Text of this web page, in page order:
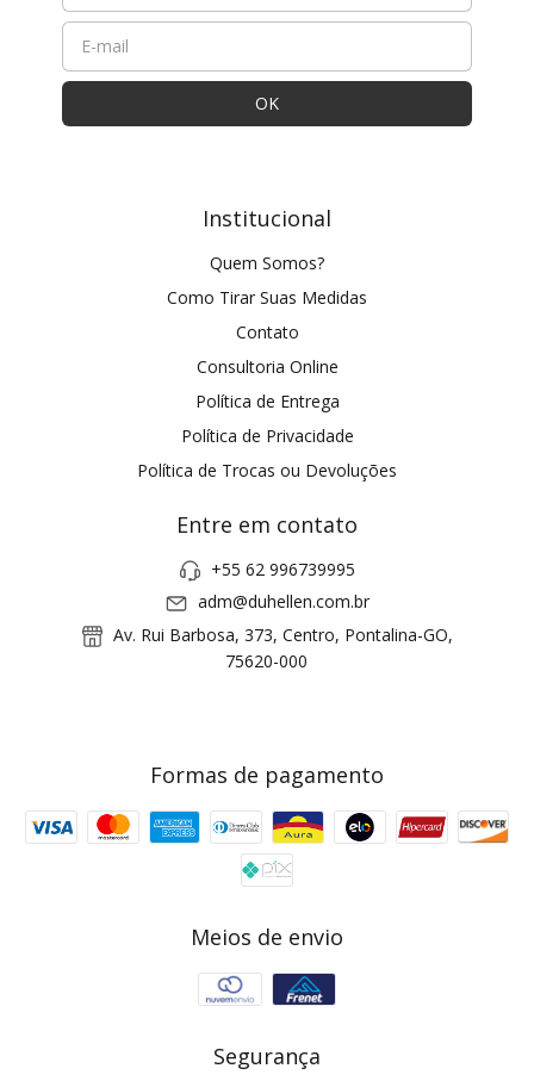
Institucional
Quem Somos?
Como Tirar Suas Medidas
Contato
Consultoria Online
Política de Entrega
Política de Privacidade
Política de Trocas ou Devoluções
Entre em contato
+55 62 996739995
adm@duhellen.com.br
Av. Rui Barbosa, 373, Centro, Pontalina-GO,
75620-000
Formas de pagamento
Meios de envio
Segurança